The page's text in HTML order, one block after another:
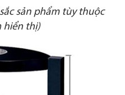
sản phẩm tùy thuộc
hiển thị)